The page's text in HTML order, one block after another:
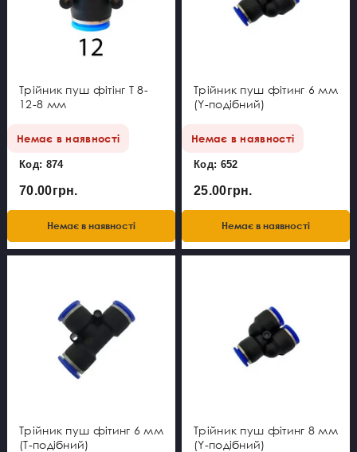
Трійник пуш фітінг Т 8-
12-8 мм
Немає в наявності
Код: 874
70.00грн.
Немає в наявності
Трійник пуш фітинг 6 мм
(Y-подібний)
Немає в наявності
Код: 652
25.00грн.
Немає в наявності
Трійник пуш фітинг 6 мм
(Т-подібний)
Трійник пуш фітинг 8 мм
(Y-подібний)